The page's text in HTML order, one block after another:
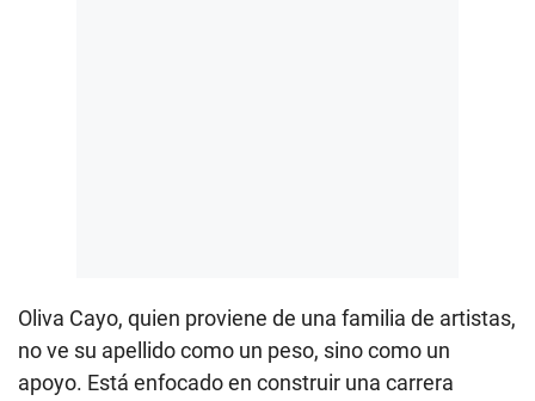
Oliva Cayo, quien proviene de una familia de artistas,
no ve su apellido como un peso, sino como un
apoyo. Está enfocado en construir una carrera